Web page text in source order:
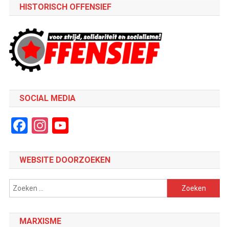
HISTORISCH OFFENSIEF
SOCIAL MEDIA
Facebook
Instagram
YouTube
WEBSITE DOORZOEKEN
Zoeken
naar:
MARXISME